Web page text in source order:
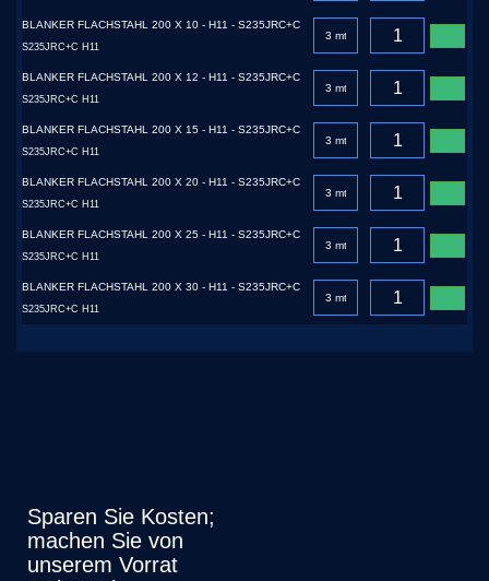
BLANKER FLACHSTAHL 200 X 10 - H11 - S235JRC+C
S235JRC+C H11
BLANKER FLACHSTAHL 200 X 12 - H11 - S235JRC+C
S235JRC+C H11
BLANKER FLACHSTAHL 200 X 15 - H11 - S235JRC+C
S235JRC+C H11
BLANKER FLACHSTAHL 200 X 20 - H11 - S235JRC+C
S235JRC+C H11
BLANKER FLACHSTAHL 200 X 25 - H11 - S235JRC+C
S235JRC+C H11
BLANKER FLACHSTAHL 200 X 30 - H11 - S235JRC+C
S235JRC+C H11
Sparen Sie Kosten;
machen Sie von
unserem Vorrat